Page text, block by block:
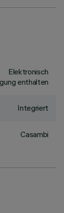
Elektronisch
enthalten
Integriert
Casambi